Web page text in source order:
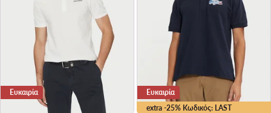
Ευκαιρία
extra -25% Κωδικός: LAST
Ευκαιρία